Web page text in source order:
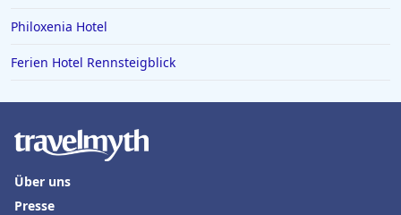
Philoxenia Hotel
Ferien Hotel Rennsteigblick
Über uns
Presse